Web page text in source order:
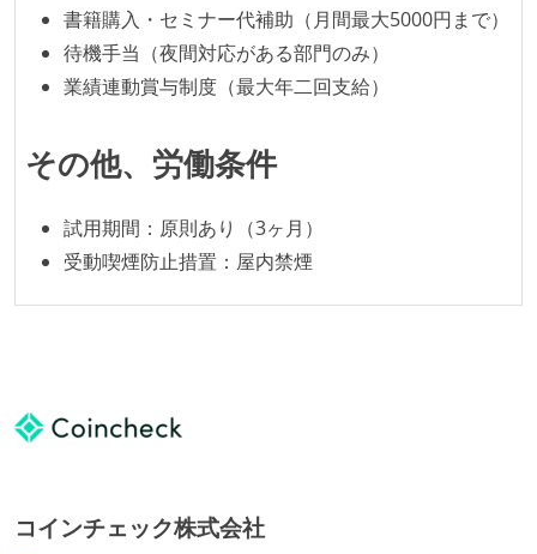
書籍購入・セミナー代補助（月間最大5000円まで）
待機手当（夜間対応がある部門のみ）
業績連動賞与制度（最大年二回支給）
その他、労働条件
試用期間：原則あり（3ヶ月）
受動喫煙防止措置：屋内禁煙
コインチェック株式会社